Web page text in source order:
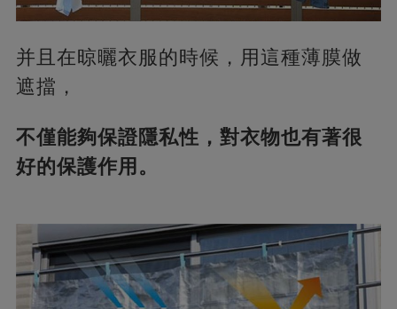
并且在晾曬衣服的時候，用這種薄膜做
遮擋，
不僅能夠保證隱私性，對衣物也有著很
好的保護作用。